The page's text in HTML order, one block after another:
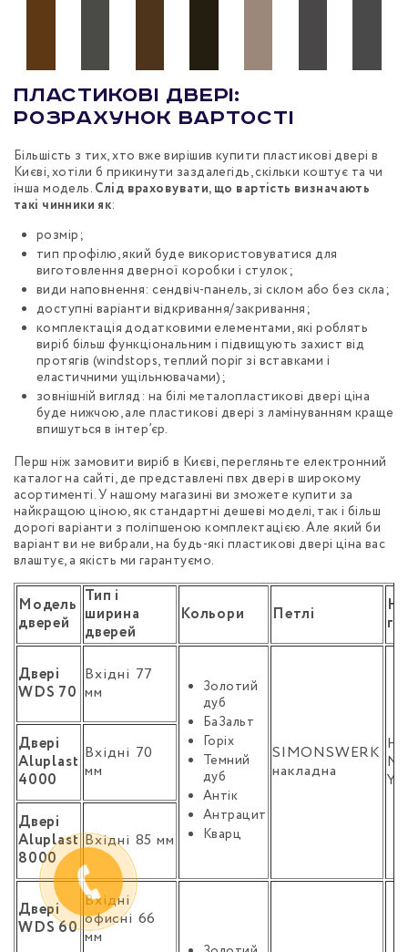
Пластикові двері:
розрахунок вартості
Більшість з тих, хто вже вирішив купити пластикові двері в
Києві, хотіли б прикинути заздалегідь, скільки коштує та чи
інша модель. Слід враховувати, що вартість визначають
такі чинники як:
розмір;
тип профілю, який буде використовуватися для
виготовлення дверної коробки і стулок;
види наповнення: сендвіч-панель, зі склом або без скла;
доступні варіанти відкривання/закривання;
комплектація додатковими елементами, які роблять
виріб більш функціональним і підвищують захист від
протягів (windstops, теплий поріг зі вставками і
еластичними ущільнювачами);
зовнішній вигляд: на білі металопластикові двері ціна
буде нижчою, але пластикові двері з ламінуванням краще
впишуться в інтер’єр.
Перш ніж замовити виріб в Києві, перегляньте електронний
каталог на сайті, де представлені пвх двері в широкому
асортименті. У нашому магазині ви зможете купити за
найкращою ціною, як стандартні дешеві моделі, так і більш
дорогі варіанти з поліпшеною комплектацією. Але який би
варіант ви не вибрали, на будь-які пластикові двері ціна вас
влаштує, а якість ми гарантуємо.
Модель
дверей
Тип і
ширина
дверей
Кольори Петлі
Двері
WDS 70
Вхідні 77
мм
Золотий
дуб
БаЗальт
Горіх
Темний
дуб
Антік
Антрацит
Кварц
SIMONSWERK
накладна
Двері
Aluplast
4000
Вхідні 70
мм
Двері
Aluplast
8000
Вхідні 85 мм
Двері
WDS 60
Вхідні
офисні 66
мм